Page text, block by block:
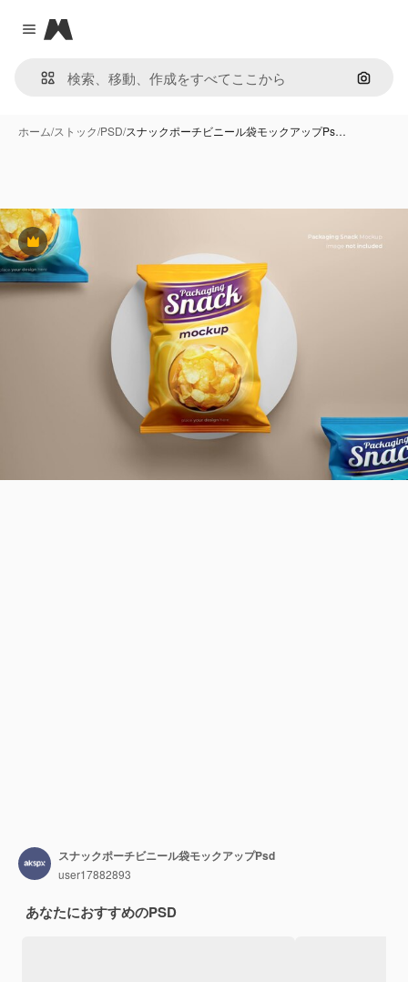
Close menu
Magnific
画像で
ホーム/ストック/PSD/スナックポーチビニール袋モックアップPs…
Premium
スナックポーチビニール袋モックアップPsd
user17882893
あなたにおすすめのPSD